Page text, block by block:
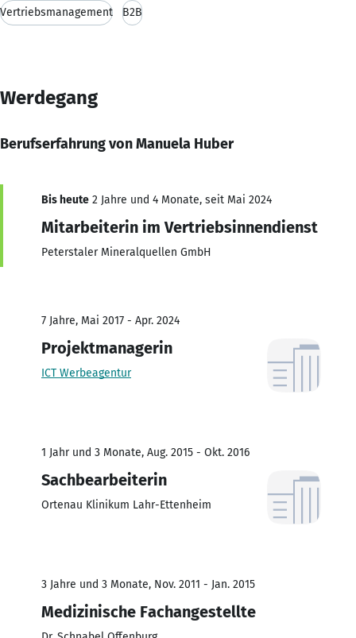
Vertriebsmanagement B2B
Werdegang
Berufserfahrung von Manuela Huber
Bis heute 2 Jahre und 4 Monate, seit Mai 2024
Mitarbeiterin im Vertriebsinnendienst
Peterstaler Mineralquellen GmbH
7 Jahre, Mai 2017 - Apr. 2024
Projektmanagerin
ICT Werbeagentur
1 Jahr und 3 Monate, Aug. 2015 - Okt. 2016
Sachbearbeiterin
Ortenau Klinikum Lahr-Ettenheim
3 Jahre und 3 Monate, Nov. 2011 - Jan. 2015
Medizinische Fachangestellte